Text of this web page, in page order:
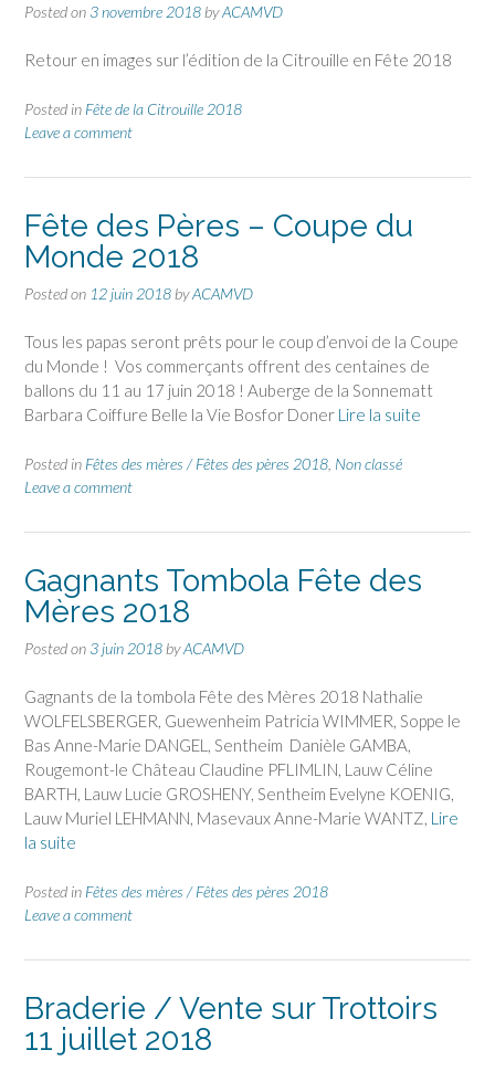
Posted on 3 novembre 2018 byACAMVD
Retour en images sur l’édition de la Citrouille en Fête 2018
Posted in Fête de la Citrouille 2018
Leave a comment
Fête des Pères – Coupe du
Monde 2018
Posted on 12 juin 2018 byACAMVD
Tous les papas seront prêts pour le coup d’envoi de la Coupe
du Monde ! Vos commerçants offrent des centaines de
ballons du 11 au 17 juin 2018 ! Auberge de la Sonnematt
Barbara Coiffure Belle la Vie Bosfor Doner Lire la suite
Posted in Fêtes des mères / Fêtes des pères 2018 Non classé
Leave a comment
Gagnants Tombola Fête des
Mères 2018
Posted on 3 juin 2018 byACAMVD
Gagnants de la tombola Fête des Mères 2018 Nathalie
WOLFELSBERGER, Guewenheim Patricia WIMMER, Soppe le
Bas Anne-Marie DANGEL, Sentheim Danièle GAMBA,
Rougemont-le Château Claudine PFLIMLIN, Lauw Céline
BARTH, Lauw Lucie GROSHENY, Sentheim Evelyne KOENIG,
Lauw Muriel LEHMANN, Masevaux Anne-Marie WANTZ, Lire
la suite
Posted in Fêtes des mères / Fêtes des pères 2018
Leave a comment
Braderie / Vente sur Trottoirs
11 juillet 2018